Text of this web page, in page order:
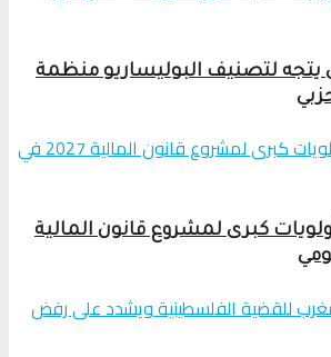
يتجه لتصنيف البوليساريو منظمة
كبرى لمشروع قانون المالية